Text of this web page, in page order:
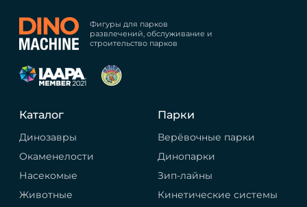
Фигуры для парков
развлечений, обслуживание и
строительство парков
Каталог
Динозавры
Окаменелости
Насекомые
Животные
Парки
Верёвочные парки
Динопарки
Зип-лайны
Кинетические системы